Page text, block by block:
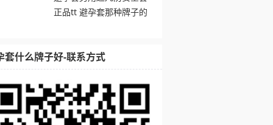
正品tt 避孕套那种牌子的
套什么牌子好-联系方式